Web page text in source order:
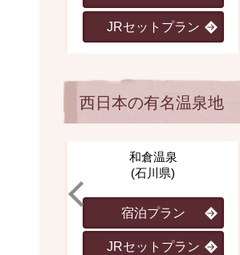
JRセットプラン
西日本の有名温泉地
和倉温泉
(石川県)
宿泊プラン
JRセットプラン